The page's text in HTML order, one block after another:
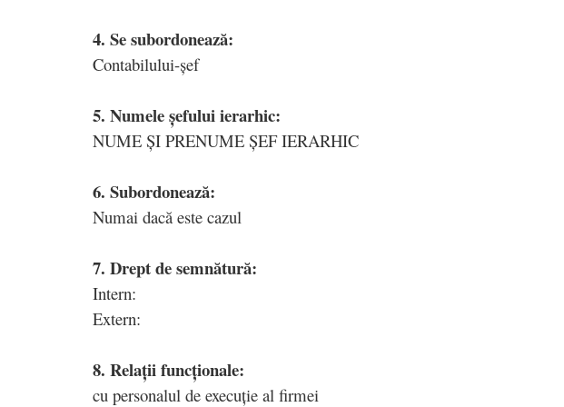
4. Se subordonează:
Contabilului-șef
5. Numele șefului ierarhic:
NUME ȘI PRENUME ȘEF IERARHIC
6. Subordonează:
Numai dacă este cazul
7. Drept de semnătură:
Intern:
Extern:
8. Relații funcționale:
cu personalul de execuție al firmei